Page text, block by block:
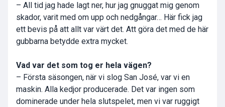
– All tid jag hade lagt ner, hur jag gnuggat mig genom
skador, varit med om upp och nedgångar… Här fick jag
ett bevis på att allt var värt det. Att göra det med de här
gubbarna betydde extra mycket.
Vad var det som tog er hela vägen?
– Första säsongen, när vi slog San José, var vi en
maskin. Alla kedjor producerade. Det var ingen som
dominerade under hela slutspelet, men vi var ruggigt